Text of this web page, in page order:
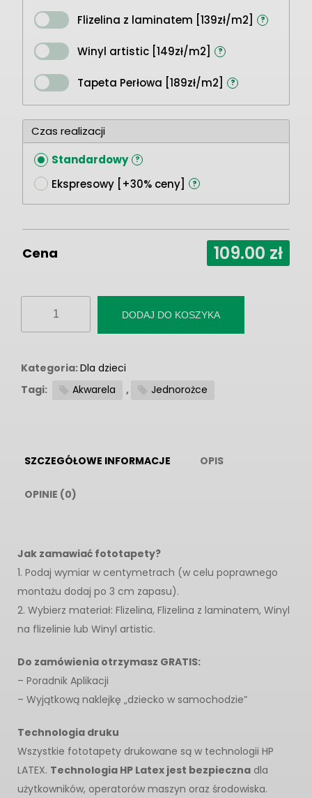
Flizelina z laminatem [139zł/m2] ?
Winyl artistic [149zł/m2] ?
Tapeta Perłowa [189zł/m2] ?
Czas realizacji
Standardowy ?
Ekspresowy [+30% ceny] ?
Cena 109.00 zł
Jednorożec"
DODAJ DO KOSZYKA
Kategoria:Dla dzieci
Tagi:
Akwarela , Jednorożce
SZCZEGÓŁOWE INFORMACJE OPIS
OPINIE (0)
Jak zamawiać fototapety?
1. Podaj wymiar w centymetrach (w celu poprawnego
montażu dodaj po 3 cm zapasu).
2. Wybierz materiał: Flizelina, Flizelina z laminatem, Winyl
na flizelinie lub Winyl artistic.
Do zamówienia otrzymasz GRATIS:
– Poradnik Aplikacji
– Wyjątkową naklejkę „dziecko w samochodzie”
Technologia druku
Wszystkie fototapety drukowane są w technologii HP
LATEX. Technologia HP Latex jest bezpieczna dla
użytkowników, operatorów maszyn oraz środowiska.